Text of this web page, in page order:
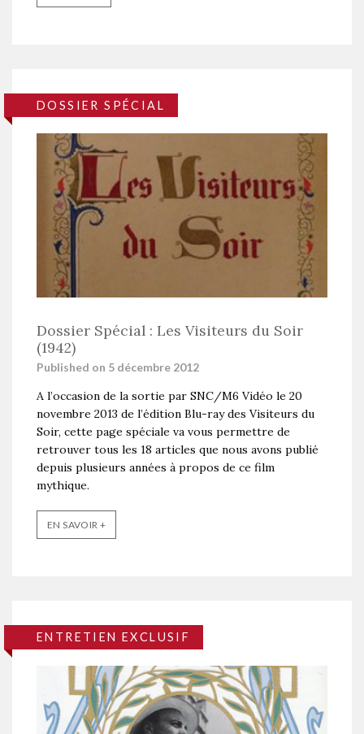
DOSSIER SPÉCIAL
Dossier Spécial : Les Visiteurs du Soir
(1942)
Published on 5 décembre 2012
A l’occasion de la sortie par SNC/M6 Vidéo le 20
novembre 2013 de l’édition Blu-ray des Visiteurs du
Soir, cette page spéciale va vous permettre de
retrouver tous les 18 articles que nous avons publié
depuis plusieurs années à propos de ce film
mythique.
EN SAVOIR +
ENTRETIEN EXCLUSIF